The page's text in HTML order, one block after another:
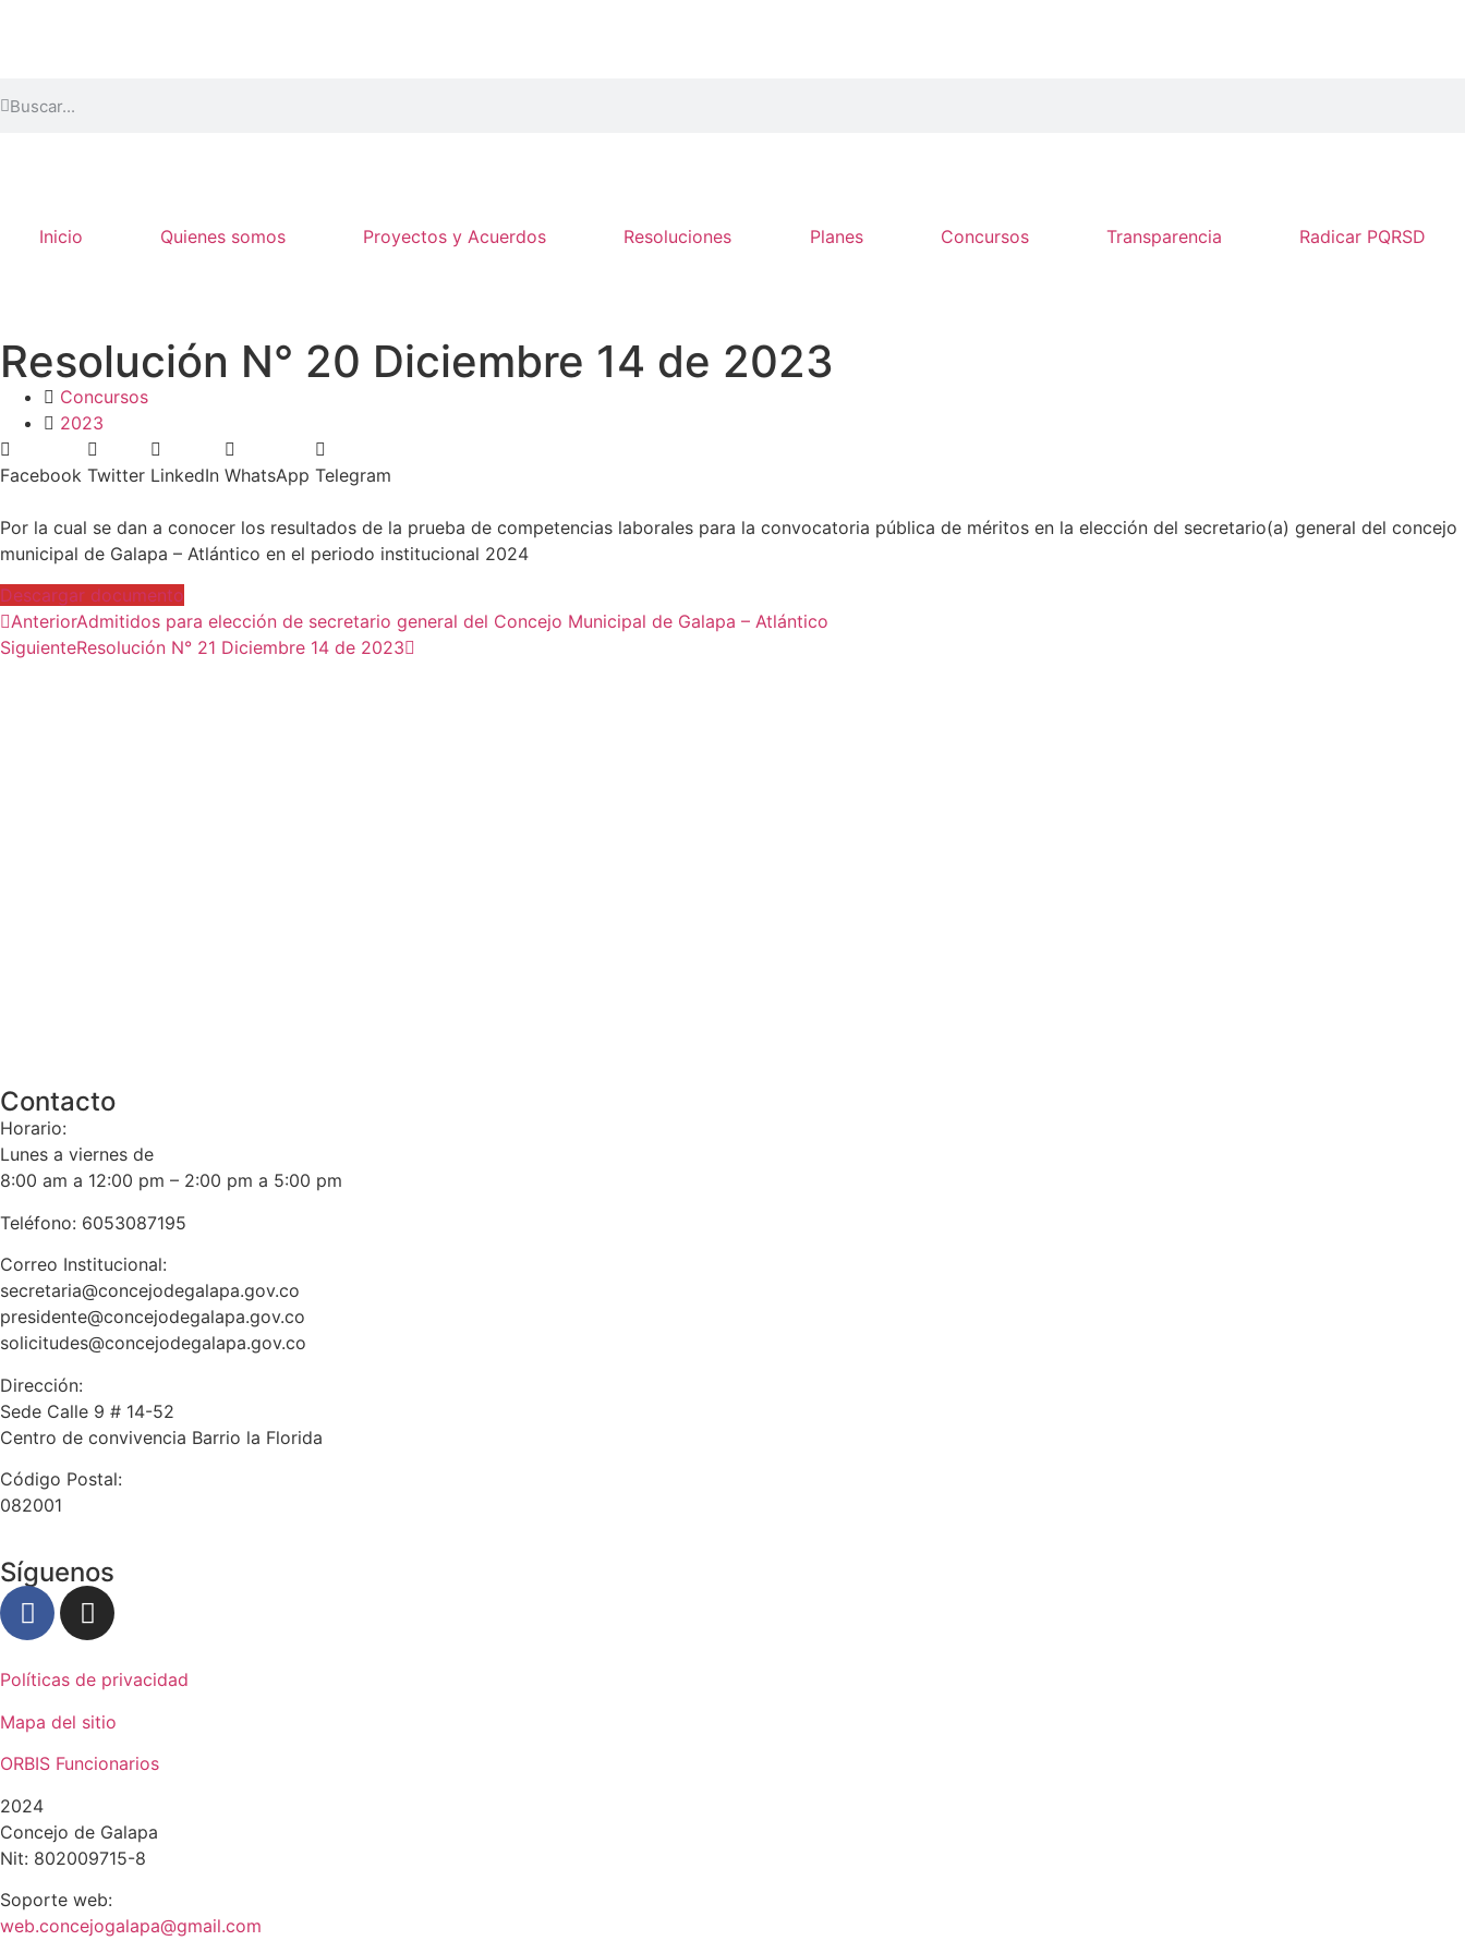
Inicio Quienes somos Proyectos y Acuerdos Resoluciones Planes Concursos Transparencia Radicar PQRSD
Resolución N° 20 Diciembre 14 de 2023
Concursos
2023
Facebook Twitter LinkedIn WhatsApp Telegram
Por la cual se dan a conocer los resultados de la prueba de competencias laborales para la convocatoria pública de méritos en la elección del secretario(a) general del concejo
municipal de Galapa – Atlántico en el periodo institucional 2024
Descargar documento
AnteriorAdmitidos para elección de secretario general del Concejo Municipal de Galapa – Atlántico
SiguienteResolución N° 21 Diciembre 14 de 2023
Contacto
Horario:
Lunes a viernes de
8:00 am a 12:00 pm – 2:00 pm a 5:00 pm
Teléfono: 6053087195
Correo Institucional:
secretaria@concejodegalapa.gov.co
presidente@concejodegalapa.gov.co
solicitudes@concejodegalapa.gov.co
Dirección:
Sede Calle 9 # 14-52
Centro de convivencia Barrio la Florida
Código Postal:
082001
Síguenos
Políticas de privacidad
Mapa del sitio
ORBIS Funcionarios
2024
Concejo de Galapa
Nit: 802009715-8
Soporte web:
web.concejogalapa@gmail.com